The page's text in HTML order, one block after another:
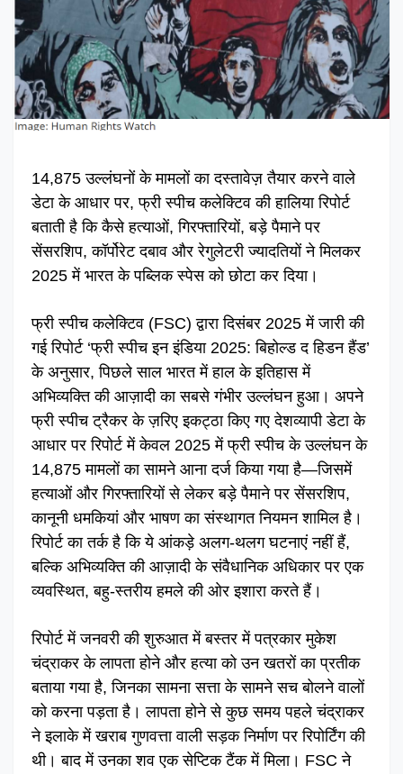
14,875 उल्लंघनों के मामलों का दस्तावेज़ तैयार करने वाले
डेटा के आधार पर, फ्री स्पीच कलेक्टिव की हालिया रिपोर्ट
बताती है कि कैसे हत्याओं, गिरफ्तारियों, बड़े पैमाने पर
सेंसरशिप, कॉर्पोरेट दबाव और रेगुलेटरी ज्यादतियों ने मिलकर
2025 में भारत के पब्लिक स्पेस को छोटा कर दिया।
फ्री स्पीच कलेक्टिव (FSC) द्वारा दिसंबर 2025 में जारी की
गई रिपोर्ट ‘फ्री स्पीच इन इंडिया 2025: बिहोल्ड द हिडन हैंड’
के अनुसार, पिछले साल भारत में हाल के इतिहास में
अभिव्यक्ति की आज़ादी का सबसे गंभीर उल्लंघन हुआ। अपने
फ्री स्पीच ट्रैकर के ज़रिए इकट्ठा किए गए देशव्यापी डेटा के
आधार पर रिपोर्ट में केवल 2025 में फ्री स्पीच के उल्लंघन के
14,875 मामलों का सामने आना दर्ज किया गया है—जिसमें
हत्याओं और गिरफ्तारियों से लेकर बड़े पैमाने पर सेंसरशिप,
कानूनी धमकियां और भाषण का संस्थागत नियमन शामिल है।
रिपोर्ट का तर्क है कि ये आंकड़े अलग-थलग घटनाएं नहीं हैं,
बल्कि अभिव्यक्ति की आज़ादी के संवैधानिक अधिकार पर एक
व्यवस्थित, बहु-स्तरीय हमले की ओर इशारा करते हैं।
रिपोर्ट में जनवरी की शुरुआत में बस्तर में पत्रकार मुकेश
चंद्राकर के लापता होने और हत्या को उन खतरों का प्रतीक
बताया गया है, जिनका सामना सत्ता के सामने सच बोलने वालों
को करना पड़ता है। लापता होने से कुछ समय पहले चंद्राकर
ने इलाके में खराब गुणवत्ता वाली सड़क निर्माण पर रिपोर्टिंग की
थी। बाद में उनका शव एक सेप्टिक टैंक में मिला। FSC ने